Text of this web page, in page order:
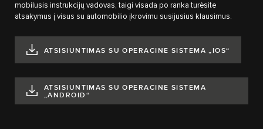
mobilusis instrukcijų vadovas, taigi visada po ranka turėsite
atsakymus į visus su automobilio įkrovimu susijusius klausimus.
ATSISIUNTIMAS SU OPERACINE SISTEMA „IOS“
ATSISIUNTIMAS SU OPERACINE SISTEMA
„ANDROID“